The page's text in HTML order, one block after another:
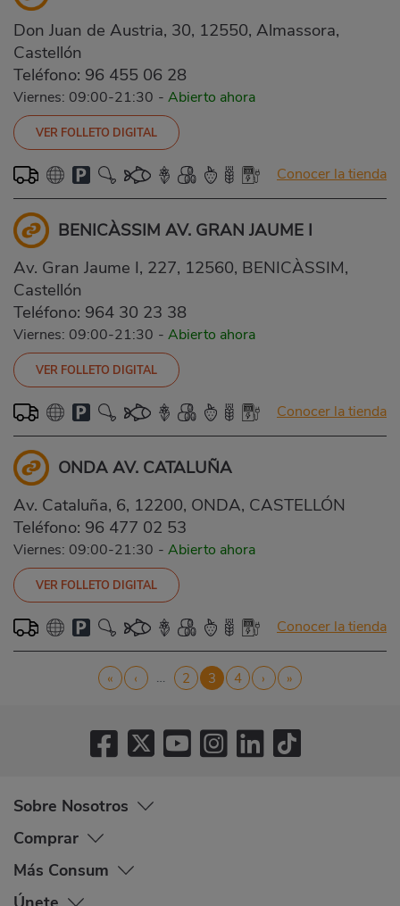
Don Juan de Austria, 30, 12550, Almassora,
Castellón
Teléfono: 96 455 06 28
Viernes: 09:00-21:30 - Abierto ahora
VER FOLLETO DIGITAL
Conocer la tienda
BENICÀSSIM AV. GRAN JAUME I
Av. Gran Jaume I, 227, 12560, BENICÀSSIM,
Castellón
Teléfono: 964 30 23 38
Viernes: 09:00-21:30 - Abierto ahora
VER FOLLETO DIGITAL
Conocer la tienda
ONDA AV. CATALUÑA
Av. Cataluña, 6, 12200, ONDA, CASTELLÓN
Teléfono: 96 477 02 53
Viernes: 09:00-21:30 - Abierto ahora
VER FOLLETO DIGITAL
Conocer la tienda
PaginaciónPrimera
página
«
Página
anterior
‹ … Página
2
Página
actual
3 Página
4
Siguiente
página
›
Última
página
»
Sobre Nosotros
Comprar
Más Consum